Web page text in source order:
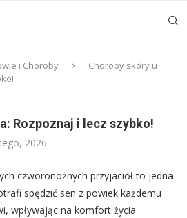
i Choroby
Choroby skóry u
Rozpoznaj i lecz szybko!
2026
czworonożnych przyjaciół to jedna
spędzić sen z powiek każdemu
wpływając na komfort życia